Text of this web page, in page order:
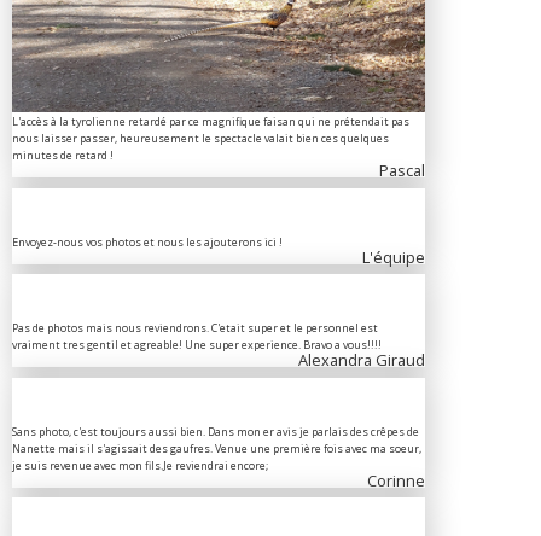
L'accès à la tyrolienne retardé par ce magnifique faisan qui ne prétendait pas
nous laisser passer, heureusement le spectacle valait bien ces quelques
minutes de retard !
Pascal
Envoyez-nous vos photos et nous les ajouterons ici !
L'équipe
Pas de photos mais nous reviendrons. C'etait super et le personnel est
vraiment tres gentil et agreable! Une super experience. Bravo a vous!!!!
Alexandra Giraud
Sans photo, c'est toujours aussi bien. Dans mon er avis je parlais des crêpes de
Nanette mais il s'agissait des gaufres. Venue une première fois avec ma soeur,
je suis revenue avec mon fils.Je reviendrai encore;
Corinne